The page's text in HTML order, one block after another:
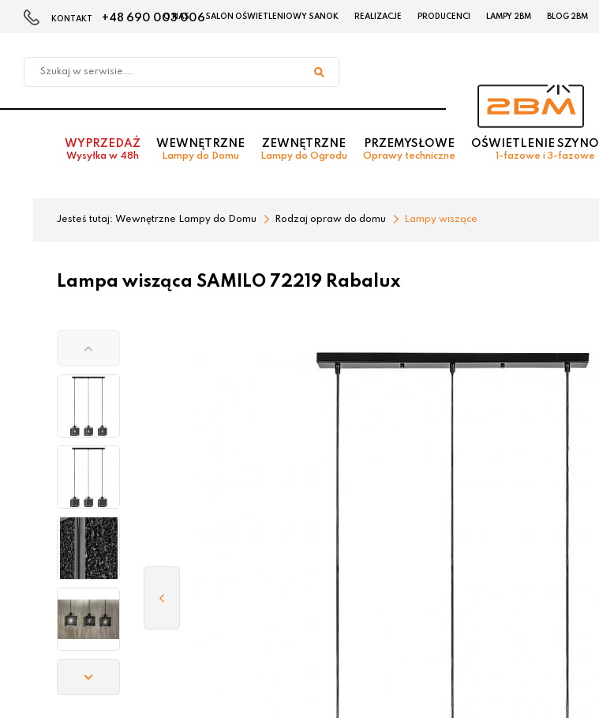
w
KONTAKT +48 690 003 006
O NAS SALON OŚWIETLENIOWY SANOK REALIZACJE PRODUCENCI LAMPY 2BM BLOG 2BM
WYPRZEDAŻ
Wysyłka w 48h
WEWNĘTRZNE
Lampy do Domu
ZEWNĘTRZNE
Lampy do Ogrodu
PRZEMYSŁOWE
Oprawy techniczne
OŚWIETLENIE
1-fazowe i 3-fazowe
Jesteś tutaj: Wewnętrzne Lampy do Domu Rodzaj opraw do domu Lampy wiszące
Lampa wisząca SAMILO 72219 Rabalux